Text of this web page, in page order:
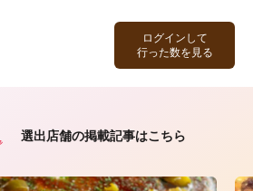
ログインして
行った数を見る
選出店舗の掲載記事はこちら